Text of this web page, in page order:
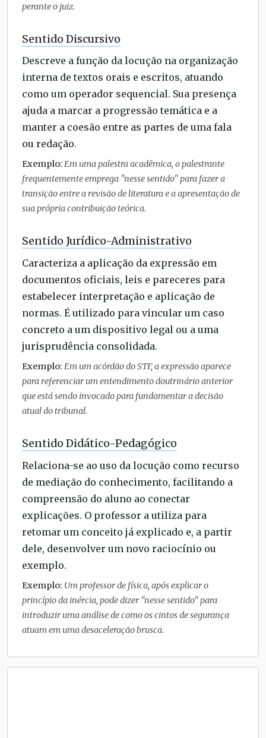
perante o juiz.
Sentido Discursivo
Descreve a função da locução na organização
interna de textos orais e escritos, atuando
como um operador sequencial. Sua presença
ajuda a marcar a progressão temática e a
manter a coesão entre as partes de uma fala
ou redação.
Exemplo: Em uma palestra acadêmica, o palestrante
frequentemente emprega "nesse sentido" para fazer a
transição entre a revisão de literatura e a apresentação de
sua própria contribuição teórica.
Sentido Jurídico-Administrativo
Caracteriza a aplicação da expressão em
documentos oficiais, leis e pareceres para
estabelecer interpretação e aplicação de
normas. É utilizado para vincular um caso
concreto a um dispositivo legal ou a uma
jurisprudência consolidada.
Exemplo: Em um acórdão do STF, a expressão aparece
para referenciar um entendimento doutrinário anterior
que está sendo invocado para fundamentar a decisão
atual do tribunal.
Sentido Didático-Pedagógico
Relaciona-se ao uso da locução como recurso
de mediação do conhecimento, facilitando a
compreensão do aluno ao conectar
explicações. O professor a utiliza para
retomar um conceito já explicado e, a partir
dele, desenvolver um novo raciocínio ou
exemplo.
Exemplo: Um professor de física, após explicar o
princípio da inércia, pode dizer "nesse sentido" para
introduzir uma análise de como os cintos de segurança
atuam em uma desaceleração brusca.